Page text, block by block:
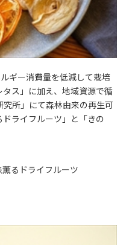
ギー消費量を低減して栽培
ス」に加え、地域資源で循
所」にて森林由来の再生可
ライフルーツ」と「きの
るドライフルーツ